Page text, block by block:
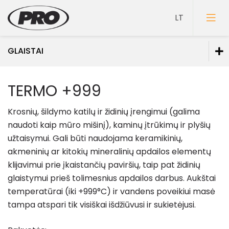
GLAISTAI
Gruntai
Glaistai
Glaistai vidaus darbams
Glaistai lauko darbams
Glaistai medienai
Spec. paskirties glaistai
TERMO +999
Krosnių, šildymo katilų ir židinių įrengimui (galima
naudoti kaip mūro mišinį), kaminų įtrūkimų ir plyšių
užtaisymui. Gali būti naudojama keramikinių,
akmeninių ar kitokių mineralinių apdailos elementų
klijavimui prie įkaistančių paviršių, taip pat židinių
glaistymui prieš tolimesnius apdailos darbus. Aukštai
temperatūrai (iki +999°C) ir vandens poveikiui masė
tampa atspari tik visiškai išdžiūvusi ir sukietėjusi.